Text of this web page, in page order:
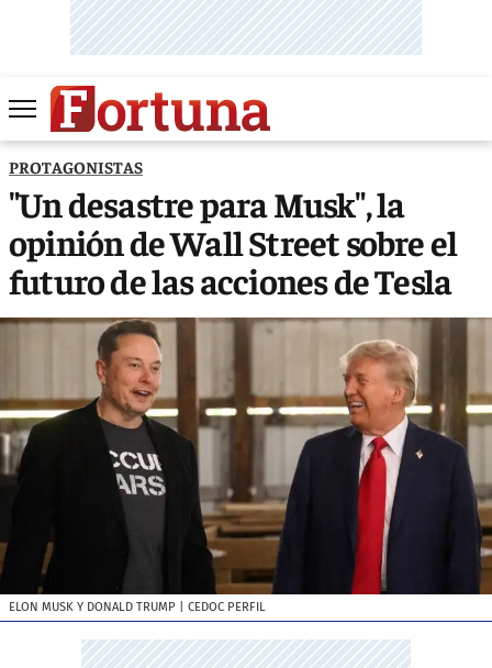
PROTAGONISTAS
"Un desastre para Musk", la
opinión de Wall Street sobre el
futuro de las acciones de Tesla
ELON MUSK Y DONALD TRUMP | CEDOC PERFIL